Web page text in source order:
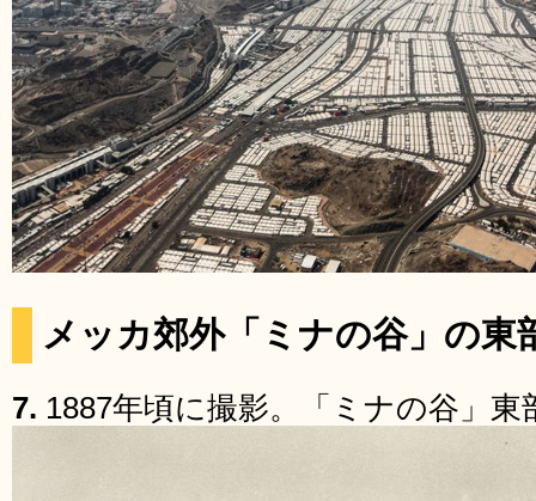
メッカ郊外「ミナの谷」の東
7. 1887年頃に撮影。「ミナの谷」東